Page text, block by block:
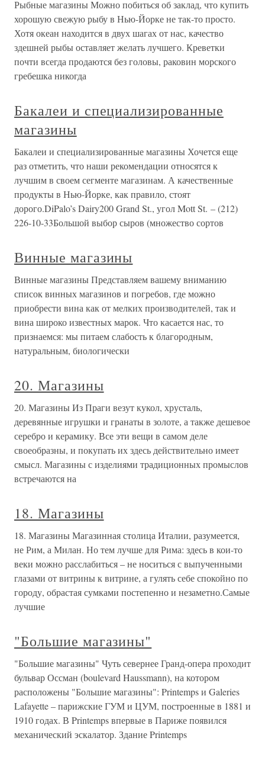
Рыбные магазины Можно побиться об заклад, что купить
хорошую свежую рыбу в Нью-Йорке не так-то просто.
Хотя океан находится в двух шагах от нас, качество
здешней рыбы оставляет желать лучшего. Креветки
почти всегда продаются без головы, раковин морского
гребешка никогда
Бакалеи и специализированные
магазины
Бакалеи и специализированные магазины Хочется еще
раз отметить, что наши рекомендации относятся к
лучшим в своем сегменте магазинам. А качественные
продукты в Нью-Йорке, как правило, стоят
дорого.DiPalo’s Dairy200 Grand St., угол Mott St. – (212)
226-10-33Большой выбор сыров (множество сортов
Винные магазины
Винные магазины Представляем вашему вниманию
список винных магазинов и погребов, где можно
приобрести вина как от мелких производителей, так и
вина широко известных марок. Что касается нас, то
признаемся: мы питаем слабость к благородным,
натуральным, биологически
20. Магазины
20. Магазины Из Праги везут кукол, хрусталь,
деревянные игрушки и гранаты в золоте, а также дешевое
серебро и керамику. Все эти вещи в самом деле
своеобразны, и покупать их здесь действительно имеет
смысл. Магазины с изделиями традиционных промыслов
встречаются на
18. Магазины
18. Магазины Магазинная столица Италии, разумеется,
не Рим, а Милан. Но тем лучше для Рима: здесь в кои-то
веки можно расслабиться – не носиться с выпученными
глазами от витрины к витрине, а гулять себе спокойно по
городу, обрастая сумками постепенно и незаметно.Самые
лучшие
"Большие магазины"
"Большие магазины" Чуть севернее Гранд-опера проходит
бульвар Оссман (boulevard Haussmann), на котором
расположены "Большие магазины": Printemps и Galeries
Lafayette – парижские ГУМ и ЦУМ, построенные в 1881 и
1910 годах. В Printemps впервые в Париже появился
механический эскалатор. Здание Printemps